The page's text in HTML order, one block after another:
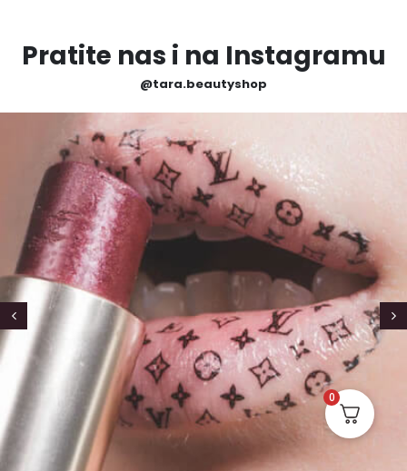
Pratite nas i na Instagramu
@tara.beautyshop
0